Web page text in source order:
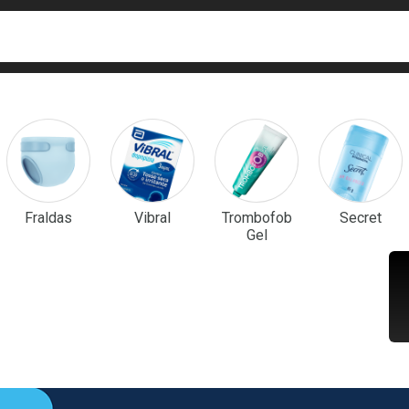
Destaque
Fraldas Vibral
Trombofob
Gel
Secret